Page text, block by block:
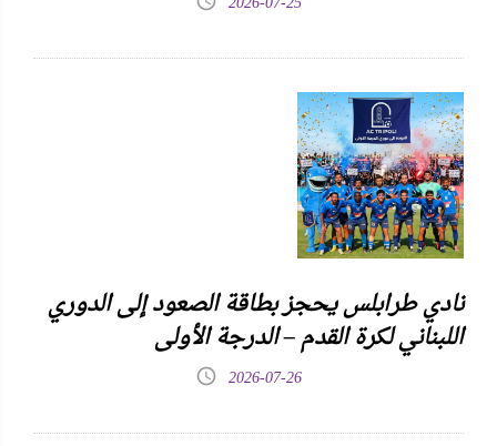
نادي طرابلس يحجز بطاقة الصعود إلى الدوري
اللبناني لكرة القدم – الدرجة الأولى
2026-07-26